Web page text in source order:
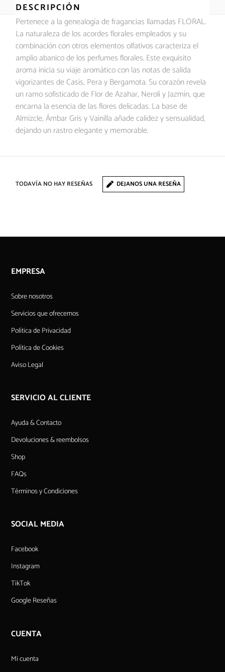
DESCRIPCIÓN
Pertenece a la genealogía de fragancias llamadas FLORAL.
La naturaleza de los acordes florales empleados y su
combinación con otros elementos olfativos caracteriza el
amplio abanico de los perfumes florales. Este exquisito
aroma inicia su viaje aromático con las notas de salida
vigorizantes de Casis, Pera y Bergamota. Su corazón revela
un ramo sofisticado de Flor de Azahar, Neroli y Jazmín, que
encarna la esencia de las flores delicadas. La base de
Almizcle, Ámbar Gris y Vainilla añade calidez y sensualidad,
dejando un rastro elegante y memorable.
TODAVÍA NO HAY RESEÑAS DEJANOS UNA RESEÑA
EMPRESA
Sobre nosotros
Servicios que ofrecemos
Política de Privacidad
Política de Cookies
Aviso Legal
SERVICIO AL CLIENTE
Ayuda & Contacto
Devoluciones & reembolsos
Shop
FAQs
Términos y Condiciones
SOCIAL MEDIA
Facebook
Instagram
TikTok
Google Reseñas
CUENTA
Mi cuenta